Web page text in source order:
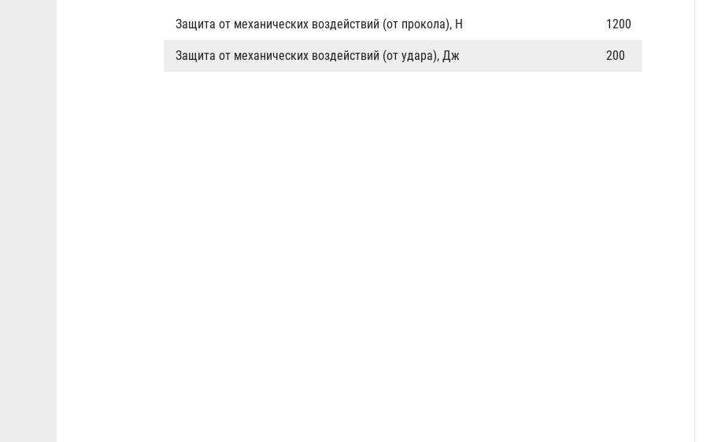
Защита от механических воздействий (от прокола), Н 1200
Защита от механических воздействий (от удара), Дж 200